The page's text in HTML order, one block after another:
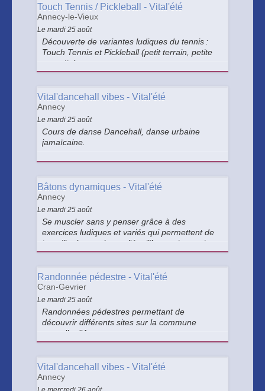
Touch Tennis / Pickleball - Vital'été
Annecy-le-Vieux
Le mardi 25 août
Découverte de variantes ludiques du tennis :
Touch Tennis et Pickleball (petit terrain, petite
raquette).
Vital'dancehall vibes - Vital'été
Annecy
Le mardi 25 août
Cours de danse Dancehall, danse urbaine
jamaïcaine.
Bâtons dynamiques - Vital'été
Annecy
Le mardi 25 août
Se muscler sans y penser grâce à des
exercices ludiques et variés qui permettent de
travailler la souplesse, l’équilibre mais aussi
l’endurance.
Randonnée pédestre - Vital'été
Cran-Gevrier
Le mardi 25 août
Randonnées pédestres permettant de
découvrir différents sites sur la commune
nouvelle d’Annecy.
Vital'dancehall vibes - Vital'été
Annecy